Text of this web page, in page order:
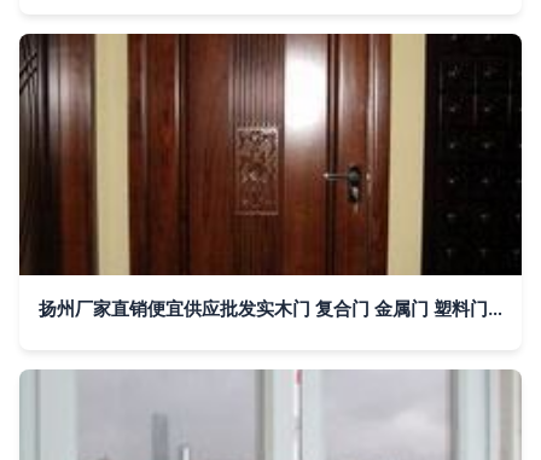
扬州厂家直销便宜供应批发实木门 复合门 金属门 塑料门 玻璃门图片,扬州厂家直销便宜供应批发实木门 复合门 金属门 塑料门 玻璃门图片大全,扬州市维扬区安阳木制品厂-